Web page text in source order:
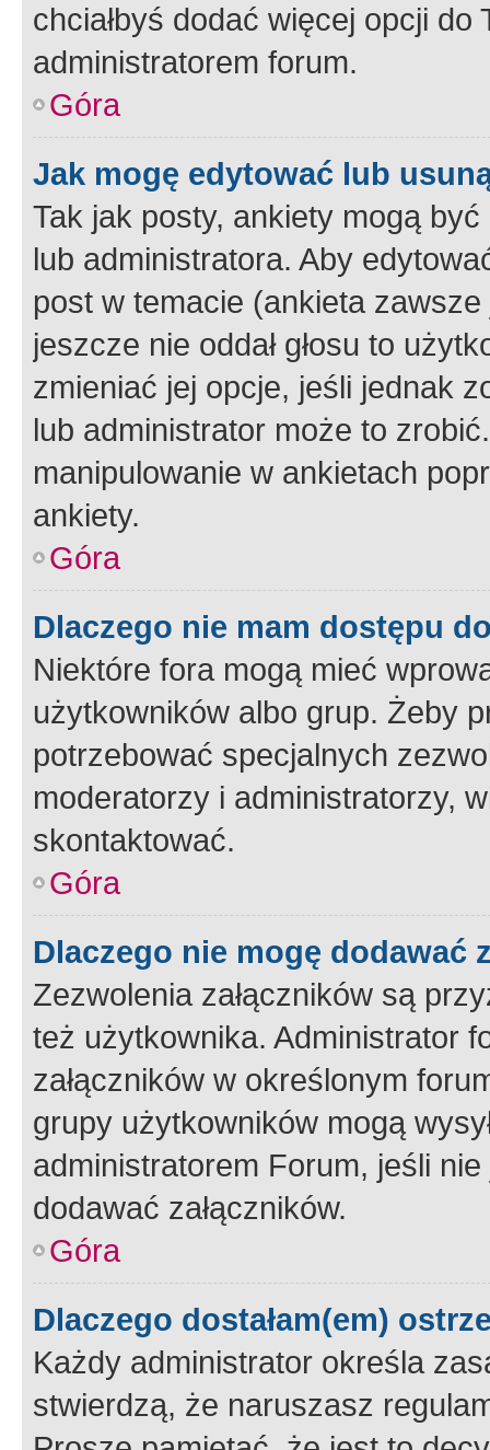
chciałbyś dodać więcej opcji
administratorem forum.
Góra
Jak mogę edytować lub
Tak jak posty, ankiety mogą
lub administratora. Aby
post w temacie (ankieta
jeszcze nie oddał głosu to
zmieniać jej opcje, jeśli jednak
lub administrator może to
manipulowanie w ankietach
ankiety.
Góra
Dlaczego nie mam dostępu
Niektóre fora mogą mieć
użytkowników albo grup. Żeby
potrzebować specjalnych
moderatorzy i administratorzy,
skontaktować.
Góra
Dlaczego nie mogę dodawać
Zezwolenia załączników są
też użytkownika. Administrator
załączników w określonym
grupy użytkowników mogą
administratorem Forum, jeśli
dodawać załączników.
Góra
Dlaczego dostałam(em)
Każdy administrator określa
stwierdzą, że naruszasz